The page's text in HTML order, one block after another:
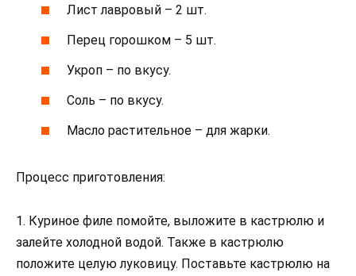
Лист лавровый – 2 шт.
Перец горошком – 5 шт.
Укроп – по вкусу.
Соль – по вкусу.
Масло растительное – для жарки.
Процесс приготовления:
1. Куриное филе помойте, выложите в кастрюлю и
залейте холодной водой. Также в кастрюлю
положите целую луковицу. Поставьте кастрюлю на